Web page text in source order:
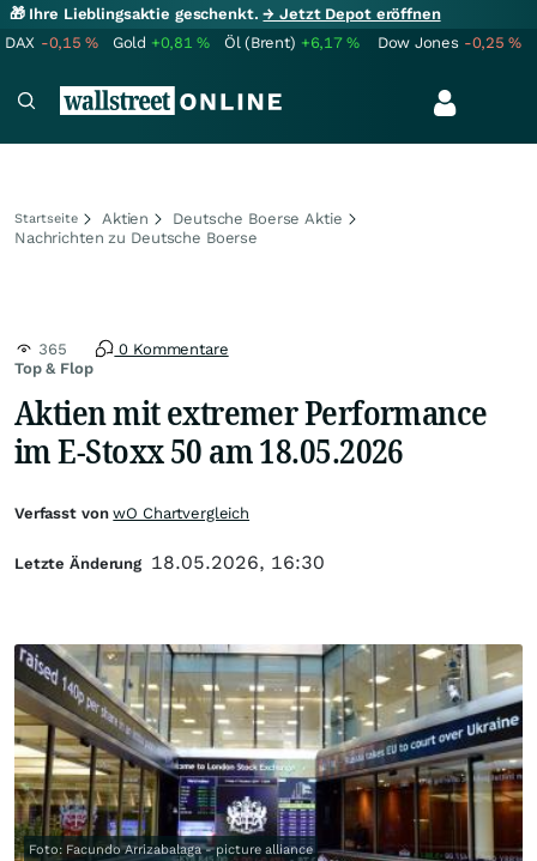
🎁 Ihre Lieblingsaktie geschenkt.→ Jetzt Depot eröffnen
DAX -0,15% Gold +0,81% Öl (Brent) +6,17% Dow Jones -0,25%
Startseite Aktien
Deutsche Boerse Aktie
Nachrichten zu Deutsche Boerse
Top & Flop
365 0 Kommentare
Aktien mit extremer Performance
im E-Stoxx 50 am 18.05.2026
Foto: Facundo Arrizabalaga - picture alliance
Verfasst vonwO Chartvergleich
Letzte Änderung 18.05.2026, 16:30